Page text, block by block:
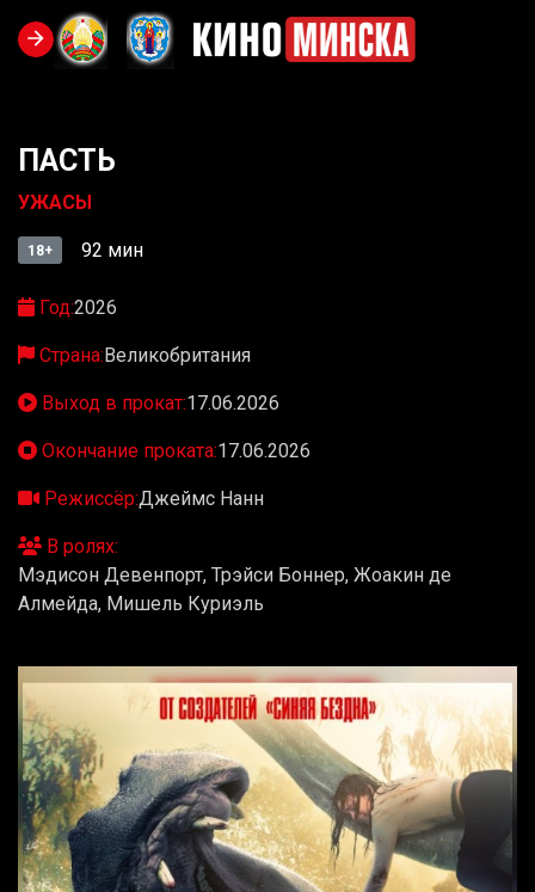
ПАСТЬ
УЖАСЫ
18+ 92 мин
Год:2026
Страна:Великобритания
Выход в прокат:17.06.2026
Окончание проката:17.06.2026
Режиссёр:Джеймс Нанн
В ролях:
Мэдисон Девенпорт, Трэйси Боннер, Жоакин де
Алмейда, Мишель Куриэль